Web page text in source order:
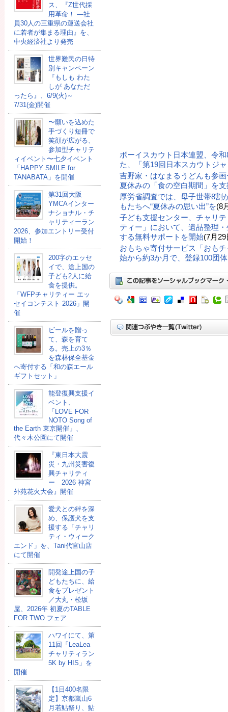
ス、『Z世代採
用革命！ ―社
員30人の三重県の運送会社
に若者が集まる理由』を、
中央経済社より発売
世界難民の日特
別キャンペーン
『もしも わた
しが あなただ
ったら』、6/9(火)～
7/31(金)開催
〜願いを込めた
手づくり短冊で
笑顔が広がる、
参加型チャリテ
ィイベント〜七夕イベント
「HAPPY SMILE for
TANABATA」を開催
第31回大阪
YMCAインター
ナショナル・チ
ャリティーラン
2026、参加エントリー受付
開始！
200字のエッセ
イで、途上国の
子ども2人に給
食を提供。
「WFPチャリティー エッ
セイコンテスト 2026」開
催
ビールを贈っ
て、森を育て
る。売上の3％
を森林保全基金
へ寄付する「和の森エール
ギフトセット」
能登復興支援イ
ベント、
「LOVE FOR
NOTO Song of
the Earth 東京開催」、
代々木公園にて開催
『東日本大震
災・九州災害復
興チャリティ
ー 2026 神宮
外苑花火大会』開催
愛犬との絆を深
め、保護犬を支
援する「チャリ
ティ・ウィーク
エンド」を、Tani代官山店
にて開催
開発途上国の⼦
どもたちに、給
⾷をプレゼント
／大丸・松坂
屋、2026年 初夏のTABLE
FOR TWO フェア
ハワイにて、第
11回「LeaLea
チャリティラン
5K by HIS」を
開催
【1日400名限
定】京都嵐山6
月若鮎祭り、鮎
ボーイスカウト日本連盟、令
た、「第19回日本スカウトジ
吉野家・はなまるうどんも参
夏休みの「食の空白期間」を支
厚労省調査では、母子世帯8割
もたちへ“夏休みの思い出”を(8
子ども支援センター、チャリ
ティー」において、遺品整理
する無料サポートを開始(7月29
おもちゃ寄付サービス「おも
始から約3か月で、登録100団